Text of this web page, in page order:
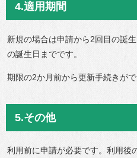
4.適用期間
新規の場合は申請から2回目の誕
の誕生日までです。
期限の2か月前から更新手続きがで
5.その他
利用前に申請が必要です。利用後